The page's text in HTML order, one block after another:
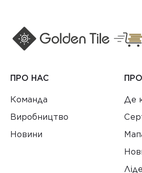
ПРО НАС
Команда
Виробництво
Новини
Де